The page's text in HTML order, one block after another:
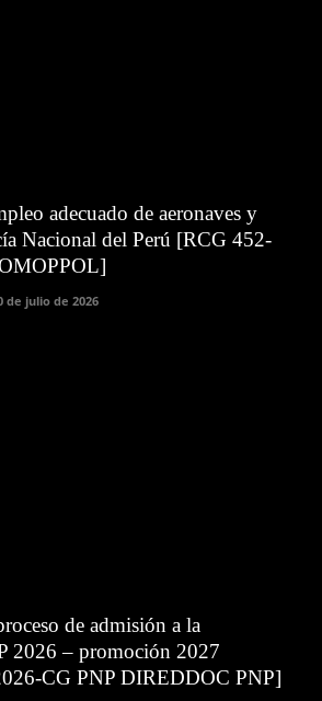
adecuado de aeronaves y
Nacional del Perú [RCG 452-
de julio de 2026
de admisión a la
2026 – promoción 2027
CG PNP DIREDDOC PNP]